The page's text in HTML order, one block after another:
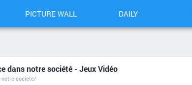
PICTURE WALL DAILY
dans notre société - Jeux Vidéo
notre-societe/